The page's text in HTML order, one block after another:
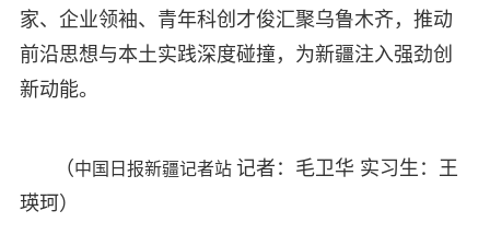
家、企业领袖、青年科创才俊汇聚乌鲁木齐，推动
前沿思想与本土实践深度碰撞，为新疆注入强劲创
新动能。
（中国日报新疆记者站 记者：毛卫华 实习生：王
瑛珂）